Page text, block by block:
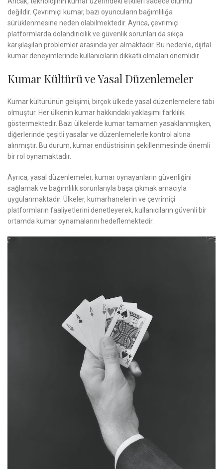
değildir. Çevrimiçi kumar, bazı oyuncuların bağımlılığa
sürüklenmesine neden olabilmektedir. Ayrıca, çevrimiçi
platformlarda dolandırıcılık ve güvenlik sorunları da sıkça
karşılaşılan problemler arasında yer almaktadır. Bu nedenle, dijital
kumar deneyimlerinde kullanıcıların dikkatli olmaları önemlidir.
Kumar Kültürü ve Yasal Düzenlemeler
Kumar kültürünün gelişimi, birçok ülkede yasal düzenlemelere tabi
olmuştur. Her ülkenin kumar hakkındaki yaklaşımı farklılık
göstermektedir. Bazı ülkelerde kumar tamamen yasaklanmışken,
diğerlerinde çeşitli yasalar ve düzenlemelerle kontrol altına
alınmıştır. Bu durum, kumar endüstrisinin şekillenmesinde önemli
bir rol oynamaktadır.
Ayrıca, yasal düzenlemeler, kumar oynayanların güvenliğini
sağlamak ve bağımlılık sorunlarıyla başa çıkmak amacıyla
uygulanmaktadır. Ülkeler, kumarhanelerin ve çevrimiçi
platformların faaliyetlerini denetleyerek, kullanıcıların güvenli bir
ortamda kumar oynamalarını hedeflemektedir.